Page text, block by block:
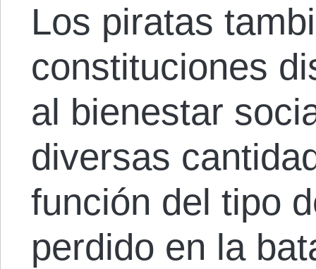
Los piratas
constituciones
al bienestar
diversas
función del tipo
perdido en la